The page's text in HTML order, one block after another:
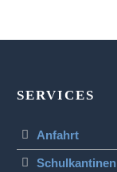
SERVICES
Anfahrt
Schulkantinen